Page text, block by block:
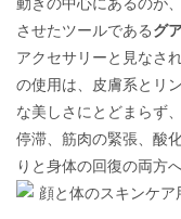
動きの中心にあるのが、
させたツールである グ
アクセサリーと見なさ
の使用は、皮膚系とリ
な美しさにとどまらず
停滞、筋肉の緊張、酸
りと身体の回復の両方